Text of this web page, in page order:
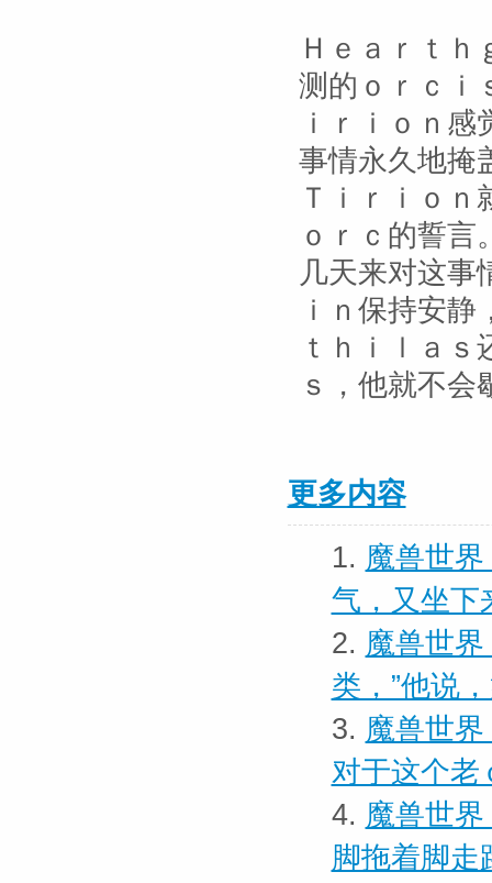
Ｈｅａｒｔ
测的ｏｒｃｉ
ｉｒｉｏｎ
事情永久地掩
Ｔｉｒｉｏ
ｏｒｃ的誓
几天来对这事
ｉｎ保持安
ｔｈｉｌａ
ｓ，他就不会
更多内容
1. 魔兽世
气，又坐下
2. 魔兽世
类，”他说
3. 魔兽世
对于这个老
4. 魔兽世
脚拖着脚走